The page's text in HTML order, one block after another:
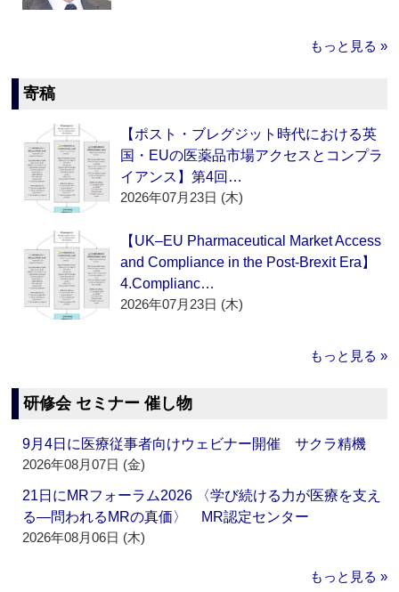
もっと見る »
寄稿
【ポスト・ブレグジット時代における英
国・EUの医薬品市場アクセスとコンプラ
イアンス】第4回…
2026年07月23日 (木)
【UK–EU Pharmaceutical Market Access
and Compliance in the Post-Brexit Era】
4.Complianc…
2026年07月23日 (木)
もっと見る »
研修会 セミナー 催し物
9月4日に医療従事者向けウェビナー開催 サクラ精機
2026年08月07日 (金)
21日にMRフォーラム2026 〈学び続ける力が医療を支え
る―問われるMRの真価〉 MR認定センター
2026年08月06日 (木)
もっと見る »